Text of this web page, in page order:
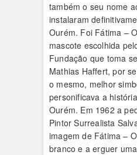
também o seu nome
instalaram
Ourém. Foi Fátima –
mascote escolhida
Fundação que toma
Mathias Haffert, por
o mesmo, melhor
personificava a
Ourém. Em 1962 a
Pintor Surrealista
imagem de Fátima –
branco e a erguer